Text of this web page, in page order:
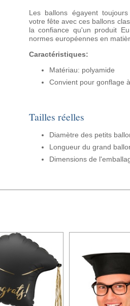
Les ballons égayent
votre fête avec ces ballons
la confiance qu'un produit
normes européennes en
Caractéristiques:
Matériau: polyamide
Convient pour gonflage
Tailles réelles
Diamètre des petits
Longueur du grand
Dimensions de